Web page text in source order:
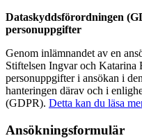
Dataskyddsförordningen
personuppgifter
Genom inlämnandet av en
Stiftelsen Ingvar och Katarina
personuppgifter i ansökan i
hanteringen därav och i
(GDPR). Detta kan du läsa
Ansökningsformulär